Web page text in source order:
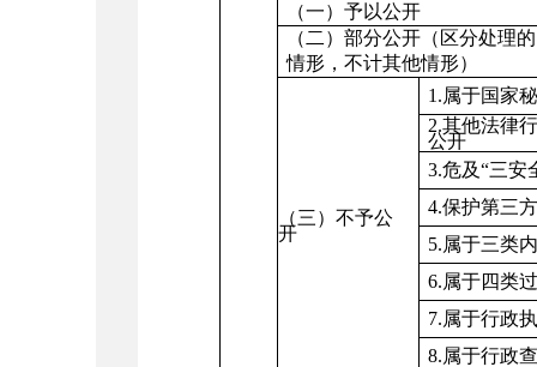
（一）予以公开
（二）部分公开（区分处理
情形，不计其他情形）
（三）不予公
开
1.属于国家
2.其他法律
公开
3.危及“三安
4.保护第三
5.属于三类
6.属于四类
7.属于行政
8.属于行政